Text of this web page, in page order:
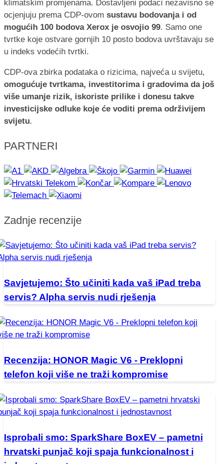
klimatskim promjenama. Dostavljeni podaci nezavisno se
ocjenjuju prema CDP-ovom sustavu bodovanja i od
mogućih 100 bodova Xerox je osvojio 99. Samo one
tvrtke koje ostvare gornjih 10 posto bodova uvrštavaju se
u indeks vodećih tvrtki.
CDP-ova zbirka podataka o rizicima, najveća u svijetu,
omogućuje tvrtkama, investitorima i gradovima da još
više umanje rizik, iskoriste prilike i donesu takve
investicijske odluke koje će voditi prema održivijem
svijetu.
PARTNERI
Zadnje recenzije
Savjetujemo: Što učiniti kada vaš iPad treba
servis? Alpha servis nudi rješenja
Recenzija: HONOR Magic V6 - Preklopni
telefon koji više ne traži kompromise
Isprobali smo: SparkShare BoxEV – pametni
hrvatski punjač koji spaja funkcionalnost i